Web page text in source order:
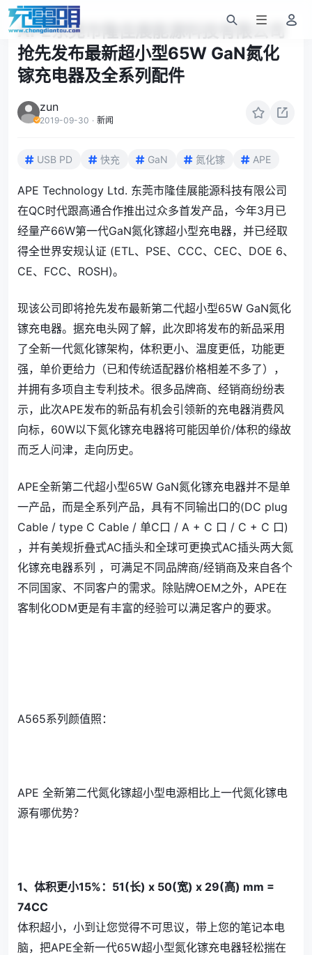
APE东莞市隆佳展能源科技有限公司
抢先发布最新超小型65W GaN氮化
镓充电器及全系列配件
zun
2019-09-30 · 新闻
USB PD 快充 GaN 氮化镓 APE
APE Technology Ltd. 东莞市隆佳展能源科技有限公司
在QC时代跟高通合作推出过众多首发产品，今年3月已
经量产66W第一代GaN氮化镓超小型充电器，并已经取
得全世界安规认证 (ETL、PSE、CCC、CEC、DOE 6、
CE、FCC、ROSH)。
现该公司即将抢先发布最新第二代超小型65W GaN氮化
镓充电器。据充电头网了解，此次即将发布的新品采用
了全新一代氮化镓架构，体积更小、温度更低，功能更
强，单价更给力（已和传统适配器价格相差不多了），
并拥有多项自主专利技术。很多品牌商、经销商纷纷表
示，此次APE发布的新品有机会引领新的充电器消费风
向标，60W以下氮化镓充电器将可能因单价/体积的缘故
而乏人问津，走向历史。
APE全新第二代超小型65W GaN氮化镓充电器并不是单
一产品，而是全系列产品，具有不同输出口的(DC plug
Cable / type C Cable / 单C口 / A + C 口 / C + C 口)
，并有美规折叠式AC插头和全球可更换式AC插头两大氮
化镓充电器系列 ，可满足不同品牌商/经销商及来自各个
不同国家、不同客户的需求。除贴牌OEM之外，APE在
客制化ODM更是有丰富的经验可以满足客户的要求。
A565系列颜值照：
APE 全新第二代氮化镓超小型电源相比上一代氮化镓电
源有哪优势？
1、体积更小15%：51(长) x 50(宽) x 29(高) mm =
74CC
体积超小，小到让您觉得不可思议，带上您的笔记本电
脑，把APE全新一代65W超小型氮化镓充电器轻松揣在